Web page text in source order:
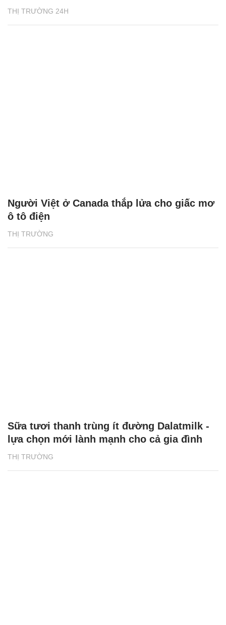
THỊ TRƯỜNG 24H
THỊ TRƯỜNG
Người Việt ở Canada thắp lửa cho giấc mơ
ô tô điện
THỊ TRƯỜNG
Sữa tươi thanh trùng ít đường Dalatmilk -
lựa chọn mới lành mạnh cho cả gia đình